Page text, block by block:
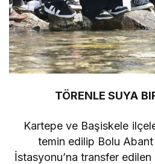
TÖRENLE SUYA
Kartepe ve Başiskele
temin edilip Bolu Abant
İstasyonu’na transfer edilen